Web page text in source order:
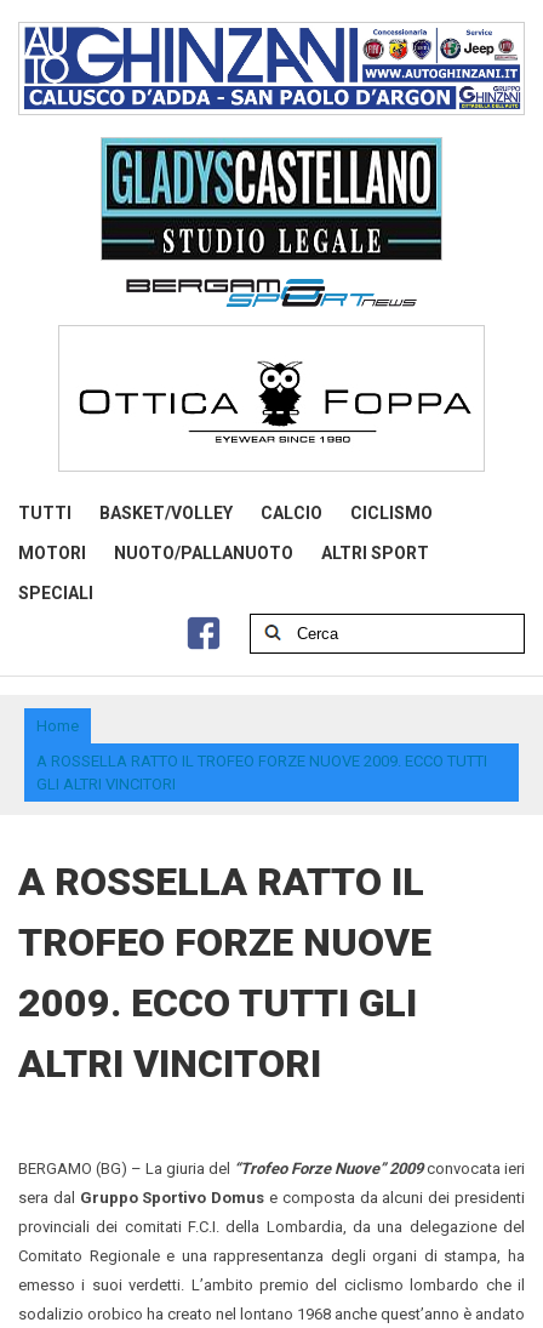
TUTTI BASKET/VOLLEY CALCIO CICLISMO
MOTORI NUOTO/PALLANUOTO ALTRI SPORT
SPECIALI
Home
A ROSSELLA RATTO IL TROFEO FORZE NUOVE 2009. ECCO TUTTI
GLI ALTRI VINCITORI
A ROSSELLA RATTO IL
TROFEO FORZE NUOVE
2009. ECCO TUTTI GLI
ALTRI VINCITORI
BERGAMO (BG) – La giuria del “Trofeo Forze Nuove” 2009convocata ieri
sera dal Gruppo Sportivo Domus e composta da alcuni dei presidenti
provinciali dei comitati F.C.I. della Lombardia, da una delegazione del
Comitato Regionale e una rappresentanza degli organi di stampa, ha
emesso i suoi verdetti. L’ambito premio del ciclismo lombardo che il
sodalizio orobico ha creato nel lontano 1968 anche quest’anno è andato